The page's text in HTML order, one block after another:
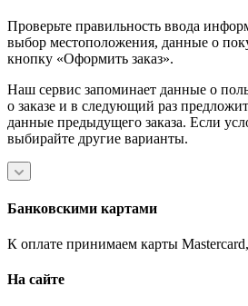
Проверьте правильность ввода
выбор местоположения, данные о
кнопку «Оформить заказ».
Наш сервис запоминает данные о
о заказе и в следующий раз
данные предыдущего заказа. Если
выбирайте другие варианты.
Банковскими картами
К оплате принимаем карты
На сайте